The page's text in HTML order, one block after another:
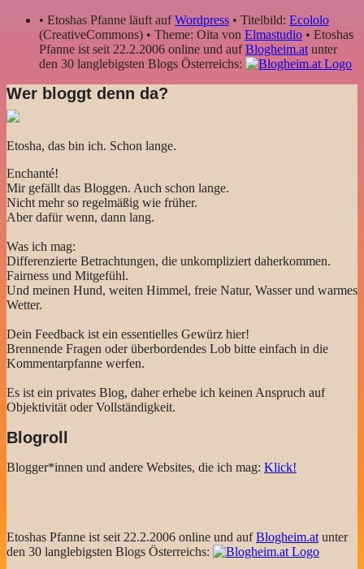
• Etoshas Pfanne läuft aufWordpress • Titelbild: Ecololo
(CreativeCommons) • Theme: Oita von Elmastudio • Etoshas
Pfanne ist seit 22.2.2006 online und aufBlogheim.at unter
den 30 langlebigsten Blogs Österreichs:
Wer bloggt denn da?
Etosha, das bin ich. Schon lange.
Enchanté!
Mir gefällt das Bloggen. Auch schon lange.
Nicht mehr so regelmäßig wie früher.
Aber dafür wenn, dann lang.
Was ich mag:
Differenzierte Betrachtungen, die unkompliziert daherkommen.
Fairness und Mitgefühl.
Und meinen Hund, weiten Himmel, freie Natur, Wasser und warmes
Wetter.
Dein Feedback ist ein essentielles Gewürz hier!
Brennende Fragen oder überbordendes Lob bitte einfach in die
Kommentarpfanne werfen.
Es ist ein privates Blog, daher erhebe ich keinen Anspruch auf
Objektivität oder Vollständigkeit.
Blogroll
Blogger*innen und andere Websites, die ich mag: Klick!
Etoshas Pfanne ist seit 22.2.2006 online und aufBlogheim.at unter
den 30 langlebigsten Blogs Österreichs: